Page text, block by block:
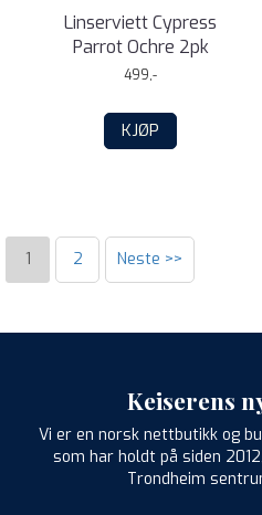
Linserviett Cypress
Parrot Ochre 2pk
499,-
KJØP
1 2 Neste >>
Keiserens
Vi er en norsk nettbutikk og
som har holdt på siden
Trondheim